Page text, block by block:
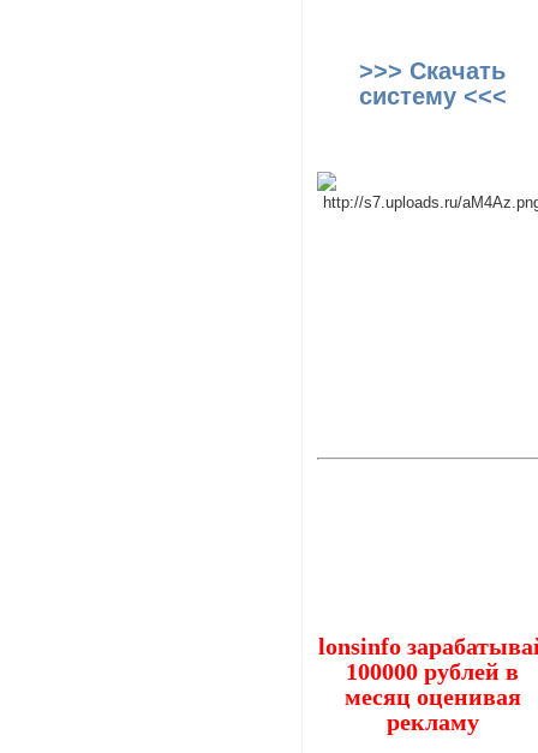
>>> Скачать
систему <<<
lonsinfo
100000 рублей в
месяц оценивая
рекламу